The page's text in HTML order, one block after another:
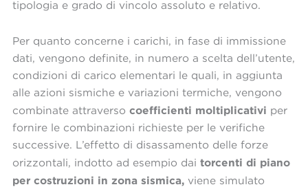
tipologia e grado di vincolo assoluto e relativo.
Per quanto concerne i carichi, in fase di immissione
dati, vengono definite, in numero a scelta dell’utente,
condizioni di carico elementari le quali, in aggiunta
alle azioni sismiche e variazioni termiche, vengono
combinate attraverso coefficienti moltiplicativi per
fornire le combinazioni richieste per le verifiche
successive. L’effetto di disassamento delle forze
orizzontali, indotto ad esempio daitorcenti di piano
per costruzioni in zona sismica, viene simulato